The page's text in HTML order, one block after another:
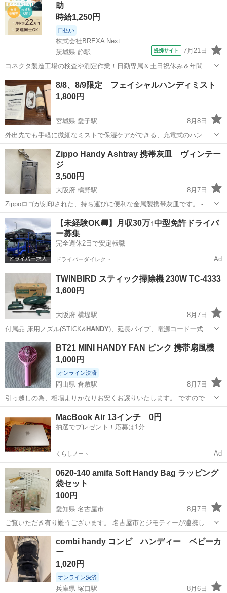
助
時給1,250円
日払い
株式会社BREXA Next
茨城県 静駅
提携サイト 7月21日
コネクタ製造工場の検査や測定作業！日勤専属＆土日祝休み＆年間休
日128日★クリーンルーム内作業★マイカー通勤OK＆無料駐車場あり
★就業先食堂利用可！日払い制度あり！《茨城県常陸大宮市》 人気の
工場のお仕事 ◇コネクタ製造工...
茨城 常陸大宮市 静駅
8/8、8/9限定 フェイシャルハンディミスト
1,800円
宮城県 愛子駅
8月8日
外出先でも手軽に微細なミストで保湿ケアができる、充電式のハンデ
ィフェイススチーマーです。 - ブランド: FESTINO - 商品名: Charging
FacialHandy Mist - 型番: SMHB-013 -...
宮城 仙台市 プチプチ
Zippo Handy Ashtray 携帯灰皿 ヴィンテー
ジ
3,500円
大阪府 鴫野駅
8月7日
Zippoロゴが刻印された、持ち運びに便利な金属製携帯灰皿です。 - ブ
ランド: Zippo - 製品名:HandyAshtray - 付属品: ナスカン付きキーホ
ルダー 使用していましたので、傷や汚れあります。 専...
大阪 大阪市 鴫野駅 その他
【未経験OK🚚】月収30万↑中型免許ドライバ
ー募集
完全週休2日で安定転職
ドライバーダイレクト Ad
TWINBIRD スティック掃除機 230W TC-4333
1,600円
大阪府 横堤駅
8月7日
付属品:床用ノズル(STICK&HANDY)、延長パイプ、電源コード一式、
外箱…
大阪 大阪市 TWINBIRD
BT21 MINI HANDY FAN ピンク 携帯扇風機
1,000円
オンライン決済
岡山県 倉敷駅
8月7日
引っ越しの為、相場よりかなりお安くお譲りいたします。 ですので先
着順です。 話の早い方にお譲りいたします。
季節、空調家電
MacBook Air 13インチ 0円
抽選でプレゼント！応募は1分
くらしノート Ad
0620-140 amifa Soft Handy Bag ラッピング
袋セット
100円
愛知県 名古屋市
8月7日
ご覧いただき有り難うございます。 名古屋市とジモティーが連携して
運営しています。 粗⼤ごみ等の減量を⽬的にまだ使えるものをリユー
スしています。 ★★★★★ ご自宅にある不要品を是非ジモティースポ
ットへお持ち込...
愛知 名古屋市 ラッピング用品 リユース
combi handy コンビ ハンディー ベビーカ
ー
1,020円
オンライン決済
兵庫県 塚口駅 8月6日